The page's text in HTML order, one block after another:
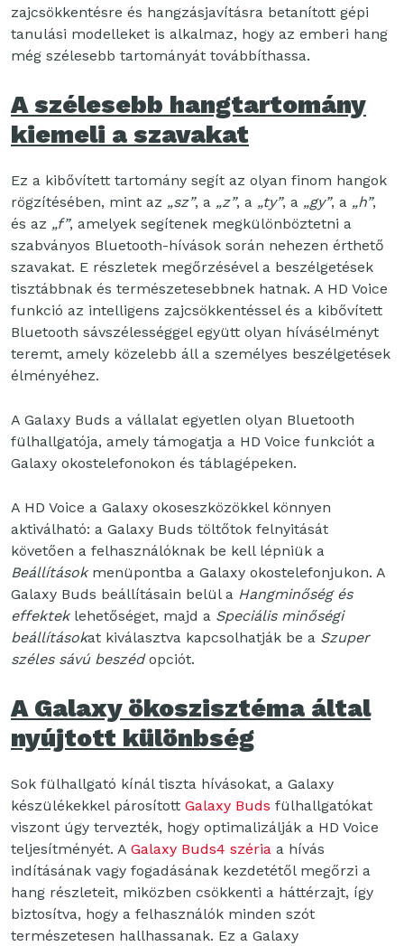
zajcsökkentésre és hangzásjavításra betanított gépi
tanulási modelleket is alkalmaz, hogy az emberi hang
még szélesebb tartományát továbbíthassa.
A szélesebb hangtartomány
kiemeli a szavakat
Ez a kibővített tartomány segít az olyan finom hangok
rögzítésében, mint az „sz”, a „z”, a „ty”, a „gy”, a „h”,
és az „f”, amelyek segítenek megkülönböztetni a
szabványos Bluetooth-hívások során nehezen érthető
szavakat. E részletek megőrzésével a beszélgetések
tisztábbnak és természetesebbnek hatnak. A HD Voice
funkció az intelligens zajcsökkentéssel és a kibővített
Bluetooth sávszélességgel együtt olyan hívásélményt
teremt, amely közelebb áll a személyes beszélgetések
élményéhez.
A Galaxy Buds a vállalat egyetlen olyan Bluetooth
fülhallgatója, amely támogatja a HD Voice funkciót a
Galaxy okostelefonokon és táblagépeken.
A HD Voice a Galaxy okoseszközökkel könnyen
aktiválható: a Galaxy Buds töltőtok felnyitását
követően a felhasználóknak be kell lépniük a
Beállításokmenüpontba a Galaxy okostelefonjukon. A
Galaxy Buds beállításain belül a Hangminőség és
effekteklehetőséget, majd a Speciális minőségi
beállításokat kiválasztva kapcsolhatják be a Szuper
széles sávú beszédopciót.
A Galaxy ökoszisztéma által
nyújtott különbség
Sok fülhallgató kínál tiszta hívásokat, a Galaxy
készülékekkel párosított Galaxy Buds fülhallgatókat
viszont úgy tervezték, hogy optimalizálják a HD Voice
teljesítményét. A Galaxy Buds4 széria a hívás
indításának vagy fogadásának kezdetétől megőrzi a
hang részleteit, miközben csökkenti a háttérzajt, így
biztosítva, hogy a felhasználók minden szót
természetesen hallhassanak. Ez a Galaxy